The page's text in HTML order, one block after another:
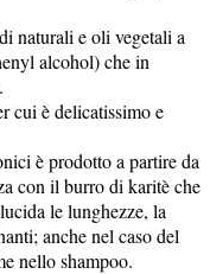
naturali e oli vegetali a
alcohol) che in
cui è delicatissimo e
è prodotto a partire da
con il burro di karitè che
le lunghezze, la
anche nel caso del
nello shampoo.